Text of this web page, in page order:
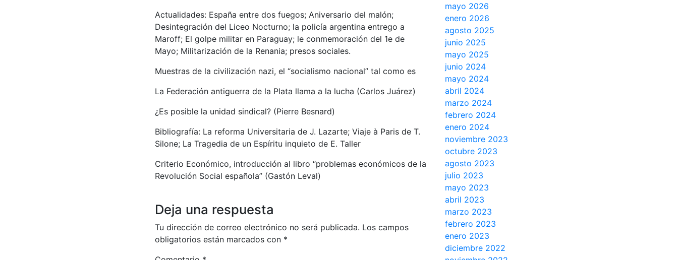
Actualidades: España entre dos fuegos; Aniversario del malón;
Desintegración del Liceo Nocturno; la policía argentina entrego a
Maroff; El golpe militar en Paraguay; le conmemoración del 1e de
Mayo; Militarización de la Renania; presos sociales.
Muestras de la civilización nazi, el “socialismo nacional” tal como es
La Federación antiguerra de la Plata llama a la lucha (Carlos Juárez)
¿Es posible la unidad sindical? (Pierre Besnard)
Bibliografía: La reforma Universitaria de J. Lazarte; Viaje à Paris de T.
Silone; La Tragedia de un Espíritu inquieto de E. Taller
Criterio Económico, introducción al libro “problemas económicos de la
Revolución Social española” (Gastón Leval)
Deja una respuesta
Tu dirección de correo electrónico no será publicada. Los campos
obligatorios están marcados con *
mayo 2026
enero 2026
agosto 2025
junio 2025
mayo 2025
junio 2024
mayo 2024
abril 2024
marzo 2024
febrero 2024
enero 2024
noviembre 2023
octubre 2023
agosto 2023
julio 2023
mayo 2023
abril 2023
marzo 2023
febrero 2023
enero 2023
diciembre 2022